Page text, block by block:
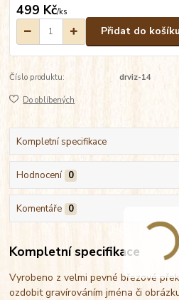
499 Kč/ks
Přidat do košíku
Číslo produktu: drviz-14
Do oblíbených
Kompletní specifikace
Hodnocení 0
Komentáře 0
Kompletní specifikace
Vyrobeno z velmi pevné březové
ozdobit gravírováním jména či